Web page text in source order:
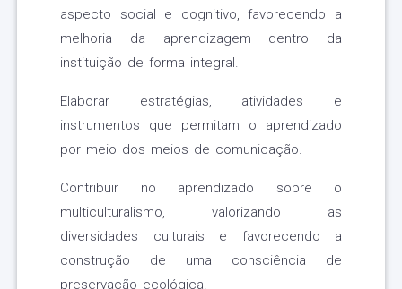
aspecto social e cognitivo, favorecendo a
melhoria da aprendizagem dentro da
instituição de forma integral.
Elaborar estratégias, atividades e
instrumentos que permitam o aprendizado
por meio dos meios de comunicação.
Contribuir no aprendizado sobre o
multiculturalismo, valorizando as
diversidades culturais e favorecendo a
construção de uma consciência de
preservação ecológica.